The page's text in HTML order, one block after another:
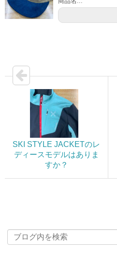
SKI STYLE JACKETのレ
ディースモデルはありま
すか？